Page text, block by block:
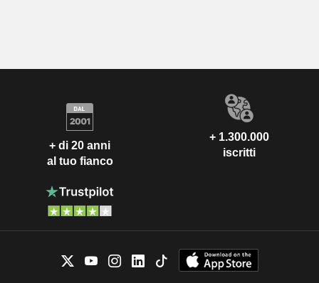
+ di 20 anni
al tuo fianco
+ 1.300.000
iscritti